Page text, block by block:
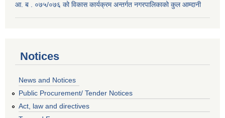
आ. ब . ०७५/०७६ को विकास कार्यक्रम अन्तर्गत नगरपालिकाको कुल आम्दानी
Notices
News and Notices
Public Procurement/ Tender Notices
Act, law and directives